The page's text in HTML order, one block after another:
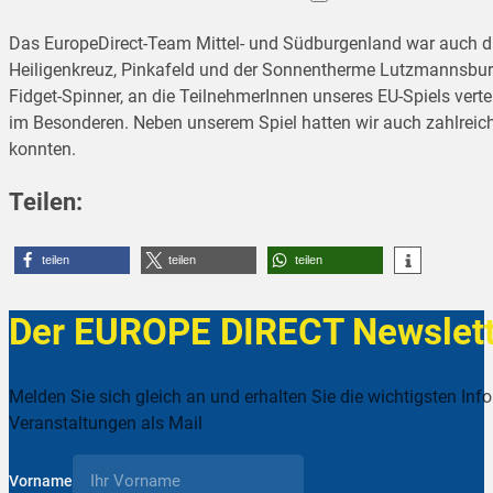
Das EuropeDirect-Team Mittel- und Südburgenland war auch
Heiligenkreuz, Pinkafeld und der Sonnentherme
Fidget-Spinner, an die TeilnehmerInnen unseres EU-Spiels
im Besonderen. Neben unserem Spiel hatten wir auch
konnten.
Teilen:
teilen teilen teilen
Der EUROPE DIRECT
Melden Sie sich gleich an und erhalten Sie die wichtigsten
Veranstaltungen als Mail
Vorname